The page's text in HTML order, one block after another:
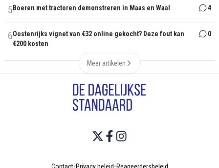
5 Boeren met tractoren demonstreren in Maas en Waal 4
6Oostenrijks vignet van €32 online gekocht? Deze fout kan
€200 kosten
0
Meer artikelen
Contact•Privacy beleid•Reageerdersbeleid